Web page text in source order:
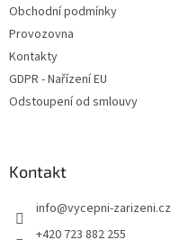
Obchodní podmínky
Provozovna
Kontakty
GDPR - Nařízení EU
Odstoupení od smlouvy
Kontakt
info@vycepni-zarizeni.cz
+420 723 882 255